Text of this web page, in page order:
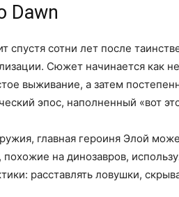
Dawn
спустя сотни лет после
Сюжет начинается как
выживание, а затем
эпос, наполненный «вот
главная героиня Элой
на динозавров,
расставлять ловушки,